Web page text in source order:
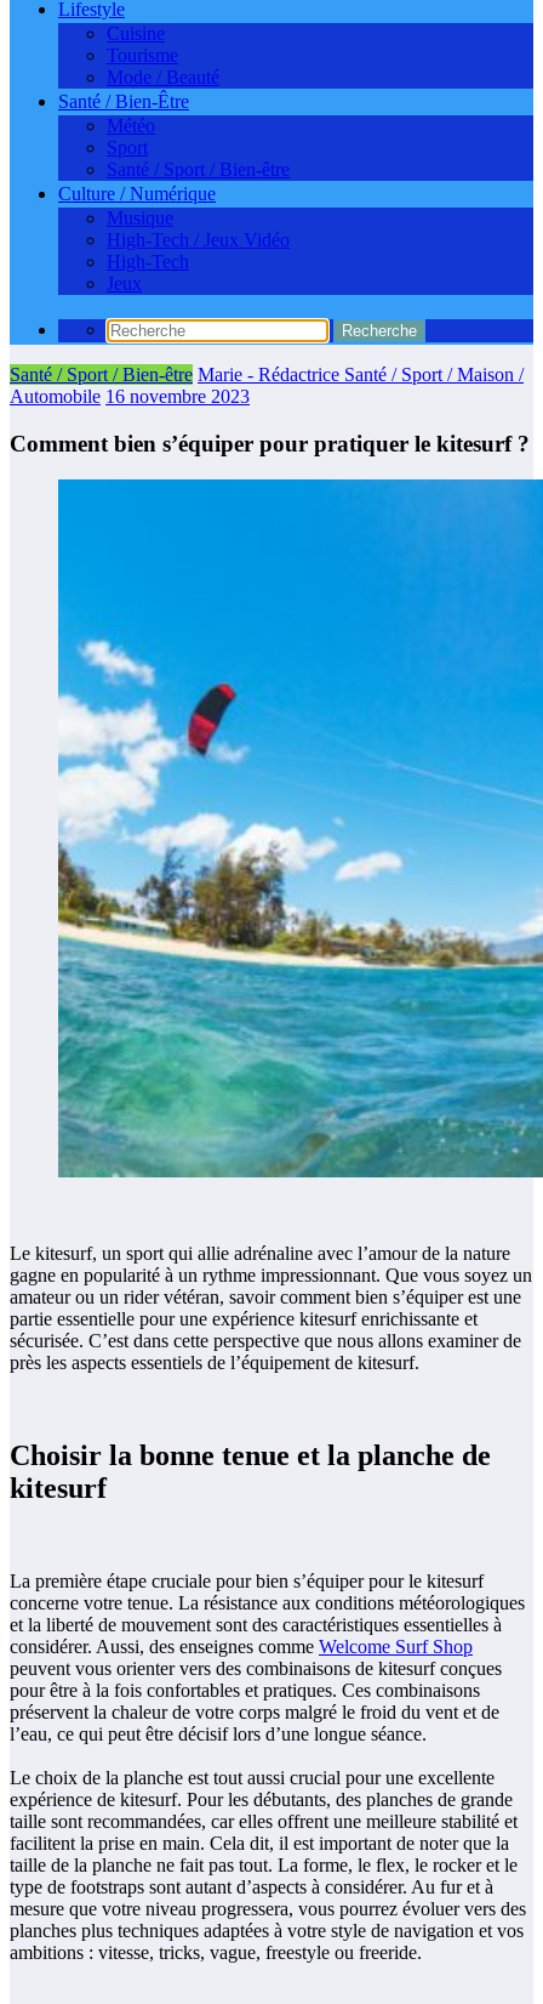
Lifestyle
Cuisine
Tourisme
Mode / Beauté
Santé / Bien-Être
Météo
Sport
Santé / Sport / Bien-être
Culture / Numérique
Musique
High-Tech / Jeux Vidéo
High-Tech
Jeux
Santé / Sport / Bien-être Marie - Rédactrice Santé / Sport / Maison /
Automobile 16 novembre 2023
Comment bien s’équiper pour pratiquer le kitesurf ?
Le kitesurf, un sport qui allie adrénaline avec l’amour de la nature
gagne en popularité à un rythme impressionnant. Que vous soyez un
amateur ou un rider vétéran, savoir comment bien s’équiper est une
partie essentielle pour une expérience kitesurf enrichissante et
sécurisée. C’est dans cette perspective que nous allons examiner de
près les aspects essentiels de l’équipement de kitesurf.
Choisir la bonne tenue et la planche de
kitesurf
La première étape cruciale pour bien s’équiper pour le kitesurf
concerne votre tenue. La résistance aux conditions météorologiques
et la liberté de mouvement sont des caractéristiques essentielles à
considérer. Aussi, des enseignes comme Welcome Surf Shop
peuvent vous orienter vers des combinaisons de kitesurf conçues
pour être à la fois confortables et pratiques. Ces combinaisons
préservent la chaleur de votre corps malgré le froid du vent et de
l’eau, ce qui peut être décisif lors d’une longue séance.
Le choix de la planche est tout aussi crucial pour une excellente
expérience de kitesurf. Pour les débutants, des planches de grande
taille sont recommandées, car elles offrent une meilleure stabilité et
facilitent la prise en main. Cela dit, il est important de noter que la
taille de la planche ne fait pas tout. La forme, le flex, le rocker et le
type de footstraps sont autant d’aspects à considérer. Au fur et à
mesure que votre niveau progressera, vous pourrez évoluer vers des
planches plus techniques adaptées à votre style de navigation et vos
ambitions : vitesse, tricks, vague, freestyle ou freeride.